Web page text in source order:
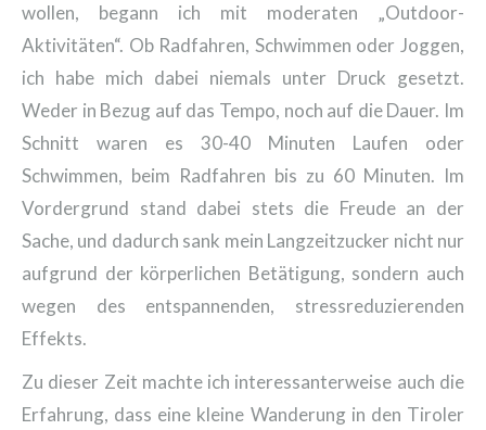
wollen, begann ich mit moderaten „Outdoor-
Aktivitäten“. Ob Radfahren, Schwimmen oder Joggen,
ich habe mich dabei niemals unter Druck gesetzt.
Weder in Bezug auf das Tempo, noch auf die Dauer. Im
Schnitt waren es 30-40 Minuten Laufen oder
Schwimmen, beim Radfahren bis zu 60 Minuten. Im
Vordergrund stand dabei stets die Freude an der
Sache, und dadurch sank mein Langzeitzucker nicht nur
aufgrund der körperlichen Betätigung, sondern auch
wegen des entspannenden, stressreduzierenden
Effekts.
Zu dieser Zeit machte ich interessanterweise auch die
Erfahrung, dass eine kleine Wanderung in den Tiroler